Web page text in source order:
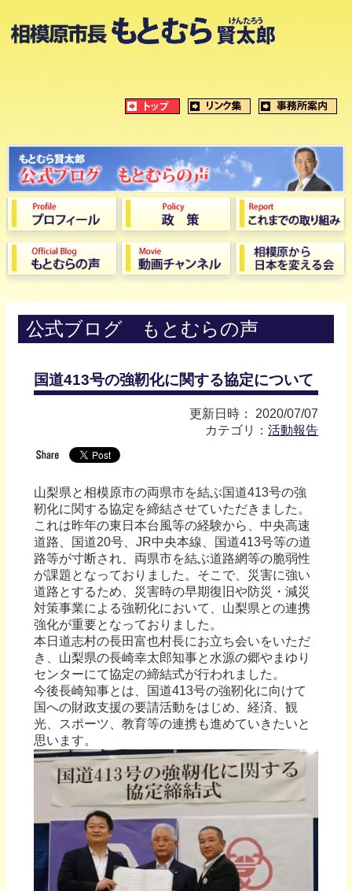
公式ブログ もとむらの声
国道413号の強靭化に関する協定について
更新日時： 2020/07/07
カテゴリ：活動報告
山梨県と相模原市の両県市を結ぶ国道413号の強
靭化に関する協定を締結させていただきました。
これは昨年の東日本台風等の経験から、中央高速
道路、国道20号、JR中央本線、国道413号等の道
路等が寸断され、両県市を結ぶ道路網等の脆弱性
が課題となっておりました。そこで、災害に強い
道路とするため、災害時の早期復旧や防災・減災
対策事業による強靭化において、山梨県との連携
強化が重要となっておりました。
本日道志村の長田富也村長にお立ち会いをいただ
き、山梨県の長崎幸太郎知事と水源の郷やまゆり
センターにて協定の締結式が行われました。
今後長崎知事とは、国道413号の強靭化に向けて
国への財政支援の要請活動をはじめ、経済、観
光、スポーツ、教育等の連携も進めていきたいと
思います。